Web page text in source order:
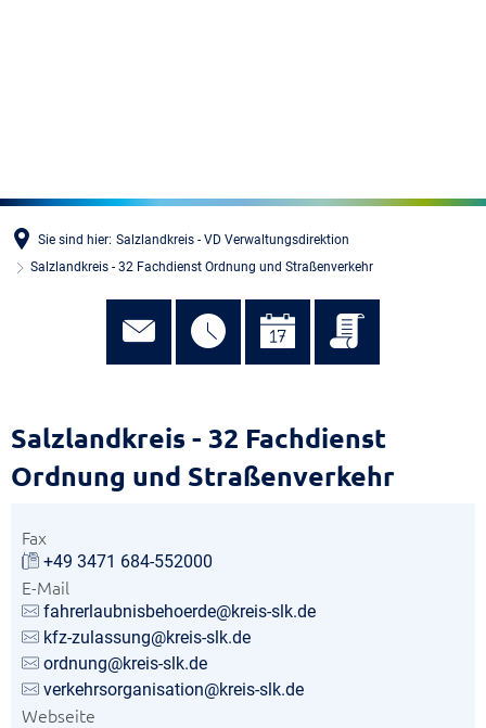
Sie sind hier: Salzlandkreis - VD Verwaltungsdirektion
Salzlandkreis - 32 Fachdienst Ordnung und Straßenverkehr
Salzlandkreis - 32 Fachdienst
Ordnung und Straßenverkehr
Fax
+49 3471 684-552000
E-Mail
fahrerlaubnisbehoerde@kreis-slk.de
kfz-zulassung@kreis-slk.de
ordnung@kreis-slk.de
verkehrsorganisation@kreis-slk.de
Webseite